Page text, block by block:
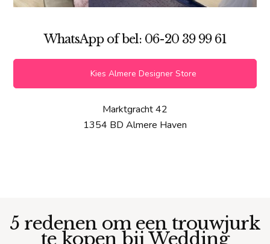
WhatsApp of bel: 06-20 39 99 61
Kies Almere Designer Store
Marktgracht 42
1354 BD Almere Haven
5 redenen om een trouwjurk
te kopen bij Wedding